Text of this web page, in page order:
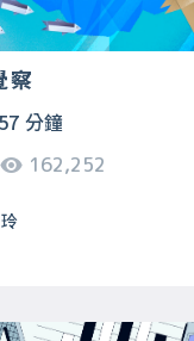
察
分鐘
162,252